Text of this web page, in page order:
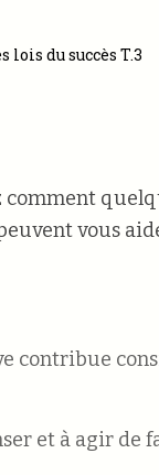
lois du succès T.3
comment
vous
contribue
et à agir de